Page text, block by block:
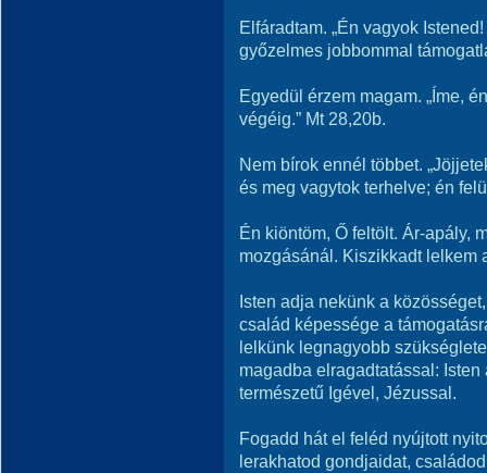
Elfáradtam. „Én vagyok
győzelmes jobbommal
Egyedül érzem magam. „Íme,
végéig.” Mt 28,20b.
Nem bírok ennél többet.
és meg vagytok terhelve; én
Én kiöntöm, Ő feltölt. Ár-apály,
mozgásánál. Kiszikkadt lelkem
Isten adja nekünk a
család képessége a
lelkünk legnagyobb
magadba elragadtatással:
természetű Igével, Jézussal.
Fogadd hát el feléd nyújtott
lerakhatod gondjaidat,